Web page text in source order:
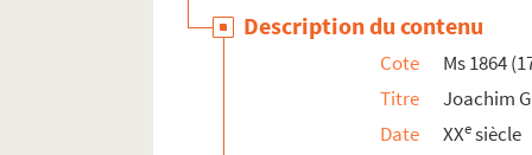
Ms 1906 (1772). « Opinions des anciens sur
Ms 1907 (1773). Dialogues de saint
Ms 1908 (1774). Orazione del Card. Eskin
Description du contenu
Cote
Ms 1864
Titre
Joachim
Date
XXesiècle